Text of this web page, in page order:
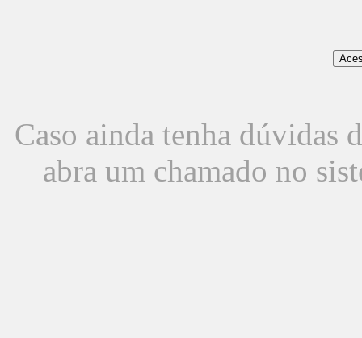
Caso ainda tenha dúvidas
abra um chamado no